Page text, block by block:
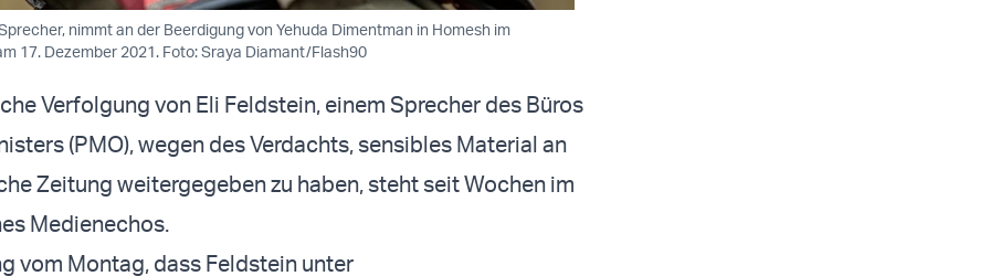
nimmt an der Beerdigung von Yehuda Dimentman in Homesh im
17. Dezember 2021. Foto: Sraya Diamant/Flash90
Verfolgung von Eli Feldstein, einem Sprecher des Büros
(PMO), wegen des Verdachts, sensibles Material an
Zeitung weitergegeben zu haben, steht seit Wochen im
Medienechos.
vom Montag, dass Feldstein unter